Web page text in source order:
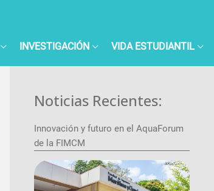
INVESTIGACIÓN VIDA ESTUDIANTIL
Noticias Recientes:
Innovación y futuro en el AquaForum
de la FIMCM